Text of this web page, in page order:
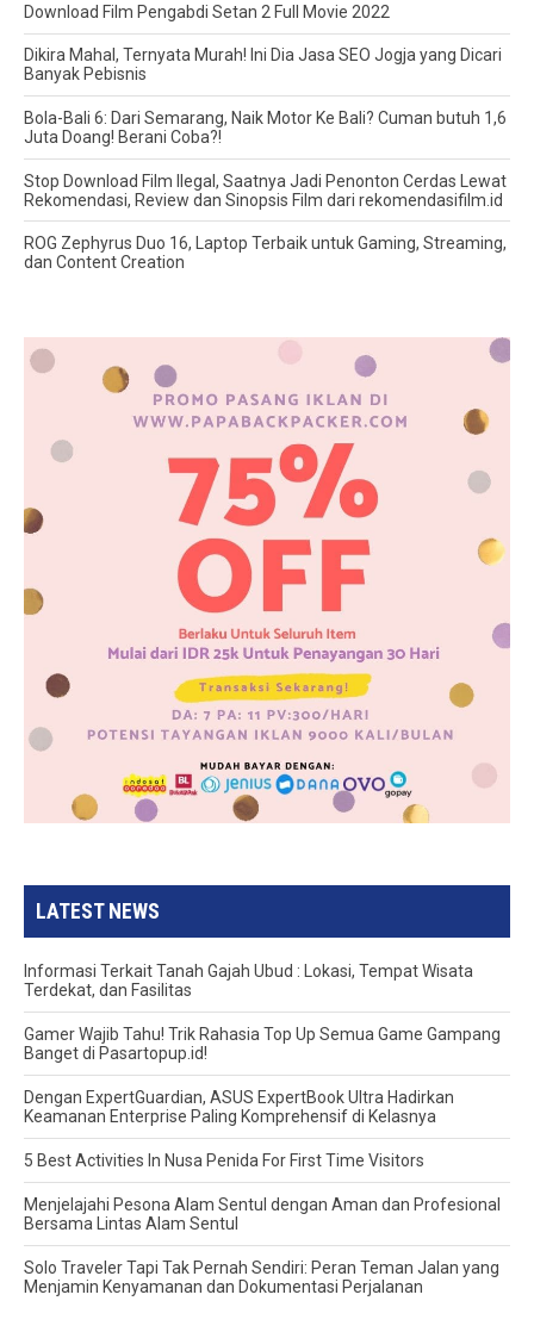
Download Film Pengabdi Setan 2 Full Movie 2022
Dikira Mahal, Ternyata Murah! Ini Dia Jasa SEO Jogja yang Dicari
Banyak Pebisnis
Bola-Bali 6: Dari Semarang, Naik Motor Ke Bali? Cuman butuh 1,6
Juta Doang! Berani Coba?!
Stop Download Film Ilegal, Saatnya Jadi Penonton Cerdas Lewat
Rekomendasi, Review dan Sinopsis Film dari rekomendasifilm.id
ROG Zephyrus Duo 16, Laptop Terbaik untuk Gaming, Streaming,
dan Content Creation
LATEST NEWS
Informasi Terkait Tanah Gajah Ubud : Lokasi, Tempat Wisata
Terdekat, dan Fasilitas
Gamer Wajib Tahu! Trik Rahasia Top Up Semua Game Gampang
Banget di Pasartopup.id!
Dengan ExpertGuardian, ASUS ExpertBook Ultra Hadirkan
Keamanan Enterprise Paling Komprehensif di Kelasnya
5 Best Activities In Nusa Penida For First Time Visitors
Menjelajahi Pesona Alam Sentul dengan Aman dan Profesional
Bersama Lintas Alam Sentul
Solo Traveler Tapi Tak Pernah Sendiri: Peran Teman Jalan yang
Menjamin Kenyamanan dan Dokumentasi Perjalanan